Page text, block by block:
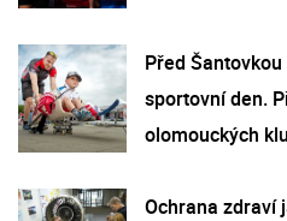
Před
sportovní den.
olomouckých
Ochrana zdraví